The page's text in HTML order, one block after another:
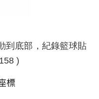
到底部，紀錄籃球貼
)